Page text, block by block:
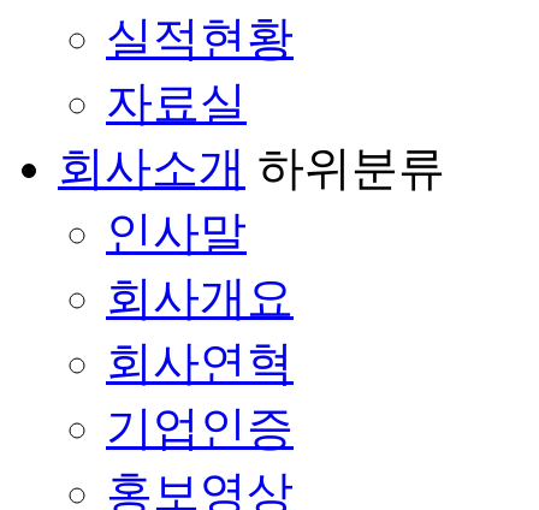
실적현황
자료실
회사소개 하위분류
인사말
회사개요
회사연혁
기업인증
홍보영상